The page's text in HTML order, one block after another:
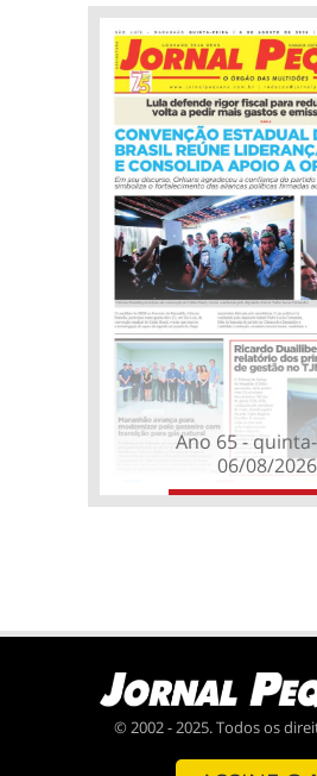
Ano 65 -
06/08/2026
© 2002 - 2025. Todos os